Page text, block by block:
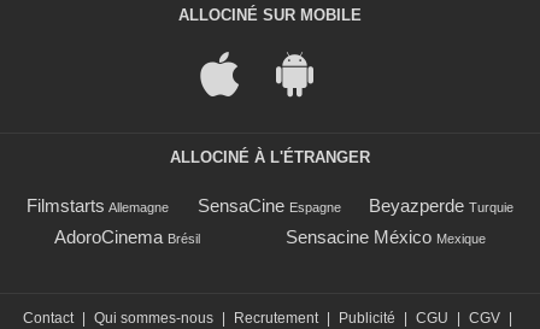
ALLOCINÉ SUR MOBILE
ALLOCINÉ À L'ÉTRANGER
Filmstarts Allemagne SensaCine Espagne Beyazperde Turquie
AdoroCinema Brésil Sensacine México Mexique
Contact Qui sommes-nous Recrutement Publicité CGU CGV